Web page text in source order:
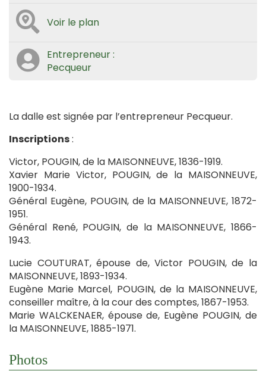
Voir le plan
Entrepreneur :
Pecqueur
La dalle est signée par l’entrepreneur Pecqueur.
Inscriptions:
Victor, POUGIN, de la MAISONNEUVE, 1836-1919.
Xavier Marie Victor, POUGIN, de la MAISONNEUVE,
1900-1934.
Général Eugène, POUGIN, de la MAISONNEUVE, 1872-
1951.
Général René, POUGIN, de la MAISONNEUVE, 1866-
1943.
Lucie COUTURAT, épouse de, Victor POUGIN, de la
MAISONNEUVE, 1893-1934.
Eugène Marie Marcel, POUGIN, de la MAISONNEUVE,
conseiller maître, à la cour des comptes, 1867-1953.
Marie WALCKENAER, épouse de, Eugène POUGIN, de
la MAISONNEUVE, 1885-1971.
Photos